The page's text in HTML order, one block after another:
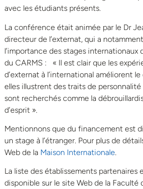
avec les étudiants présents.
La conférence était animée par le Dr
directeur de l’externat, qui a
l’importance des stages internationaux
du CARMS : « Il est clair que les
d’externat à l’international améliorent
elles illustrent des traits de
sont recherchés comme la
d’esprit ».
Mentionnons que du financement est
un stage à l’étranger. Pour plus de
Web de la Maison Internationale.
La liste des établissements partenaires
disponible sur le site Web de la Faculté